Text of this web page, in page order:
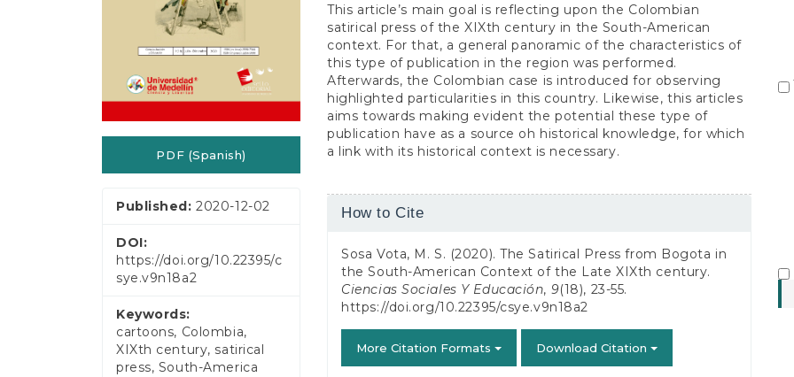
PDF (Spanish)
Published:2020-12-02
DOI:
https://doi.org/10.22395/c
sye.v9n18a2
Keywords:
cartoons, Colombia,
XIXth century, satirical
press, South-America
This article’s main goal is reflecting upon the Colombian
satirical press of the XIXth century in the South-American
context. For that, a general panoramic of the characteristics of
this type of publication in the region was performed.
Afterwards, the Colombian case is introduced for observing
highlighted particularities in this country. Likewise, this articles
aims towards making evident the potential these type of
publication have as a source oh historical knowledge, for which
a link with its historical context is necessary.
Article
How to Cite
Sosa Vota, M. S. (2020). The Satirical Press from Bogota in
the South-American Context of the Late XIXth century.
Ciencias Sociales Y Educación, 9(18), 23-55.
https://doi.org/10.22395/csye.v9n18a2
More Citation Formats Download Citation